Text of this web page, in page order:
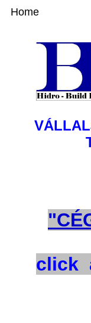
Home
click